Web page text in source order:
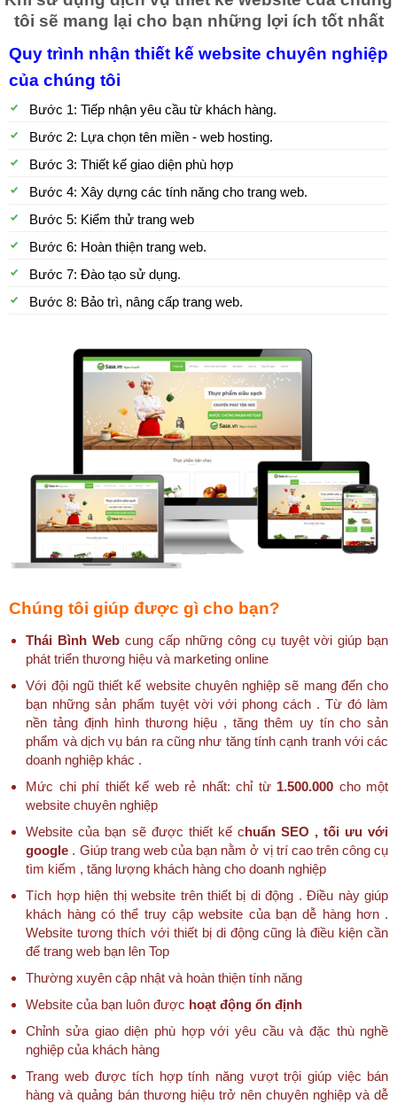
tôi sẽ mang lại cho bạn những lợi ích tốt nhất
Quy trình nhận thiết kế website chuyên nghiệp
của chúng tôi
Bước 1: Tiếp nhận yêu cầu từ khách hàng.
Bước 2: Lựa chọn tên miền - web hosting.
Bước 3: Thiết kế giao diện phù hợp
Bước 4: Xây dựng các tính năng cho trang web.
Bước 5: Kiểm thử trang web
Bước 6: Hoàn thiện trang web.
Bước 7: Đào tạo sử dụng.
Bước 8: Bảo trì, nâng cấp trang web.
Chúng tôi giúp được gì cho bạn?
Thái Bình Web cung cấp những công cụ tuyệt vời giúp bạn
phát triển thương hiệu và marketing online
Với đội ngũ thiết kế website chuyên nghiệp sẽ mang đến cho
bạn những sản phẩm tuyệt vời với phong cách . Từ đó làm
nền tảng định hình thương hiệu , tăng thêm uy tín cho sản
phẩm và dịch vụ bán ra cũng như tăng tính cạnh tranh với các
doanh nghiệp khác .
Mức chi phí thiết kế web rẻ nhất: chỉ từ 1.500.000 cho một
website chuyên nghiệp
Website của bạn sẽ được thiết kế chuẩn SEO , tối ưu với
google . Giúp trang web của bạn nằm ở vị trí cao trên công cụ
tìm kiếm , tăng lượng khách hàng cho doanh nghiệp
Tích hợp hiện thị website trên thiết bị di động . Điều này giúp
khách hàng có thể truy cập website của bạn dễ hàng hơn .
Website tương thích với thiết bị di động cũng là điều kiện cần
để trang web bạn lên Top
Thường xuyên cập nhật và hoàn thiện tính năng
Website của bạn luôn được hoạt động ổn định
Chỉnh sửa giao diện phù hợp với yêu cầu và đặc thù nghề
nghiệp của khách hàng
Trang web được tích hợp tính năng vượt trội giúp việc bán
hàng và quảng bán thương hiệu trở nên chuyên nghiệp và dễ